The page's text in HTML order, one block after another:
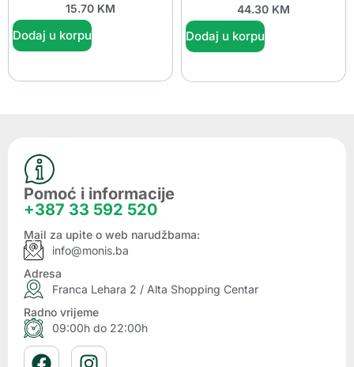
15.70 KM
Dodaj u korpu
44.30 KM
Dodaj u korpu
Pomoć i informacije
+387 33 592 520
Mail za upite o web narudžbama:
info@monis.ba
Adresa
Franca Lehara 2 / Alta Shopping Centar
Radno vrijeme
09:00h do 22:00h